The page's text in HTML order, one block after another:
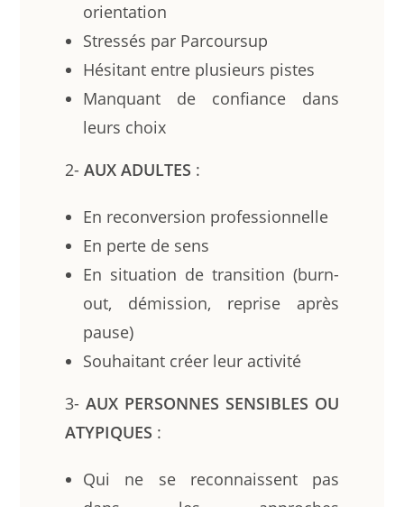
orientation
Stressés par Parcoursup
Hésitant entre plusieurs pistes
Manquant de confiance dans
leurs choix
2-AUX ADULTES :
En reconversion professionnelle
En perte de sens
En situation de transition (burn-
out, démission, reprise après
pause)
Souhaitant créer leur activité
3-AUX PERSONNES SENSIBLES OU
ATYPIQUES :
Qui ne se reconnaissent pas